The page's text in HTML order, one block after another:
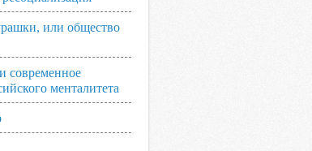
или общество
современное
менталитета